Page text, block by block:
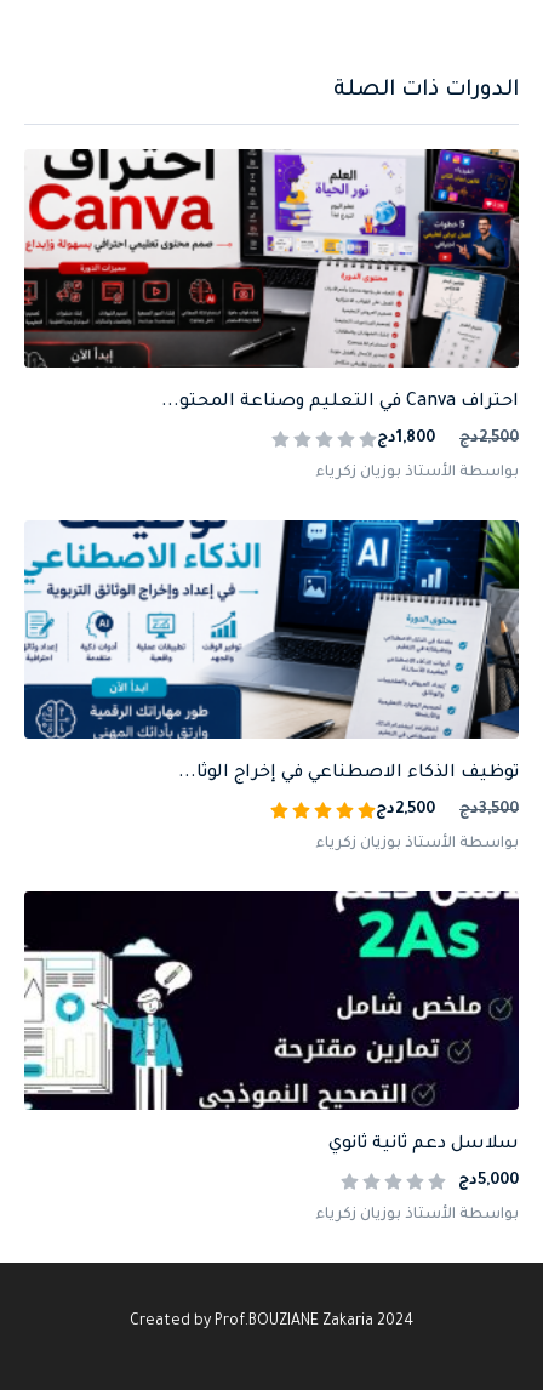
الدورات ذات الصلة
احتراف Canva في التعليم وصناعة المحتو...
2,500دج
1,800دج
بواسطة الأستاذ بوزيان زكرياء
توظيف الذكاء الاصطناعي في إخراج الوثا...
3,500دج
2,500دج
بواسطة الأستاذ بوزيان زكرياء
سلاسل دعم ثانية ثانوي
5,000دج
بواسطة الأستاذ بوزيان زكرياء
Created by Prof.BOUZIANE Zakaria 2024